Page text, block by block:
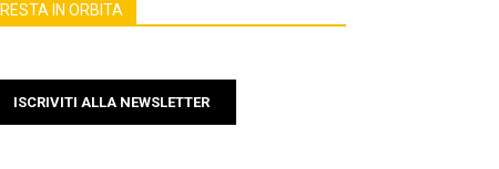
RESTA IN ORBITA
ISCRIVITI ALLA NEWSLETTER